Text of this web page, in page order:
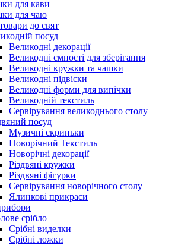
для кави
для чаю
до свят
посуд
Великодні декорації
Великодні ємності для зберігання
Великодні кружки та чашки
Великодні підвіски
Великодні форми для випічки
Великодній текстиль
Сервірування великоднього столу
посуд
Музичні скриньки
Новорічний Текстиль
Новорічні декорації
Різдвяні кружки
Різдвяні фігурки
Сервірування новорічного столу
Ялинкові прикраси
срібло
Срібні виделки
Срібні ложки